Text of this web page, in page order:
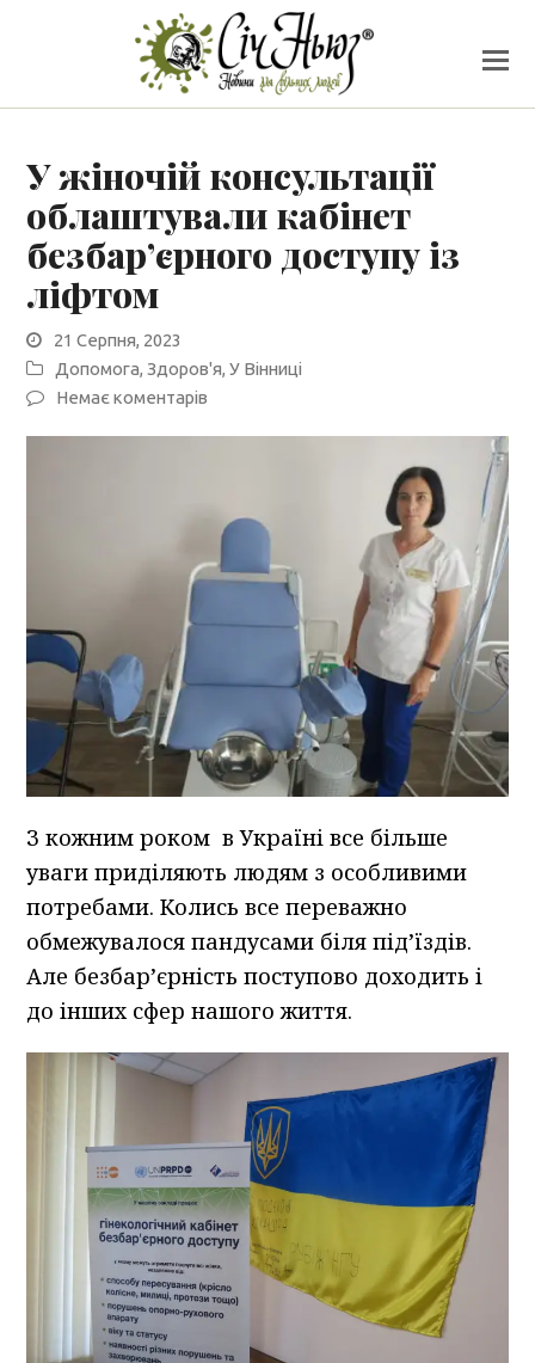
У жіночій консультації
облаштували кабінет
безбар’єрного доступу із
ліфтом
21 Серпня, 2023
Допомога,Здоров'я,У Вінниці
Немає коментарів
З кожним роком в Україні все більше
уваги приділяють людям з особливими
потребами. Колись все переважно
обмежувалося пандусами біля під’їздів.
Але безбар’єрність поступово доходить і
до інших сфер нашого життя.